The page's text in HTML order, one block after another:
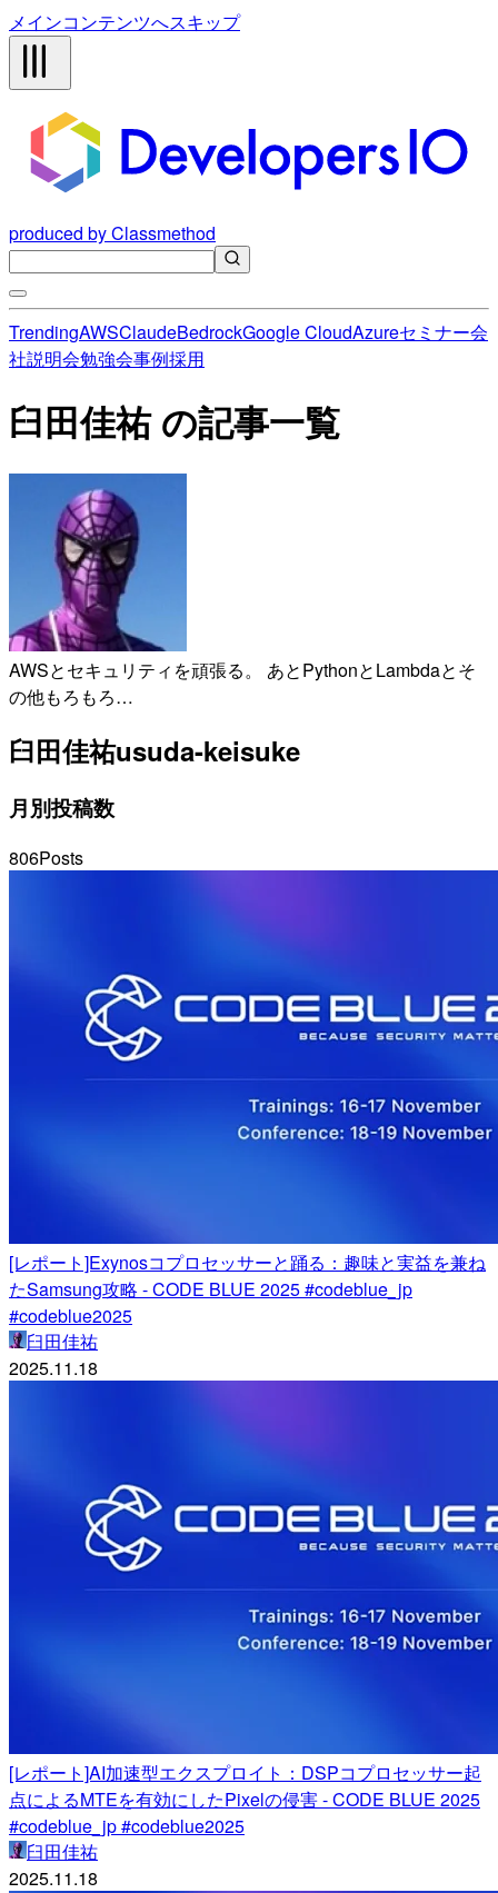
メインコンテンツへスキップ
produced by Classmethod
TrendingAWSClaudeBedrockGoogle CloudAzureセミナー会
社説明会勉強会事例採用
臼田佳祐 の記事一覧
AWSとセキュリティを頑張る。 あとPythonとLambdaとそ
の他もろもろ…
臼田佳祐usuda-keisuke
月別投稿数
806Posts
[レポート]Exynosコプロセッサーと踊る：趣味と実益を兼ね
たSamsung攻略 - CODE BLUE 2025 #codeblue_jp
#codeblue2025
臼田佳祐
2025.11.18
[レポート]AI加速型エクスプロイト：DSPコプロセッサー起
点によるMTEを有効にしたPixelの侵害 - CODE BLUE 2025
#codeblue_jp #codeblue2025
臼田佳祐
2025.11.18